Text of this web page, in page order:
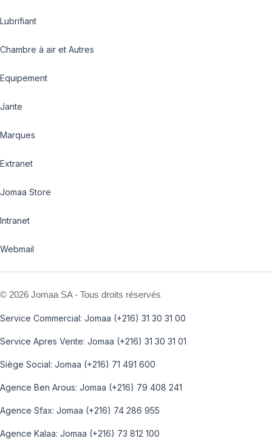
Lubrifiant
Chambre à air et Autres
Equipement
Jante
Marques
Extranet
Jomaa Store
Intranet
Webmail
© 2026 Jomaa SA - Tous droits réservés
Service Commercial: Jomaa (+216) 31 30 31 00
Service Apres Vente: Jomaa (+216) 31 30 31 01
Siège Social: Jomaa (+216) 71 491 600
Agence Ben Arous: Jomaa (+216) 79 408 241
Agence Sfax: Jomaa (+216) 74 286 955
Agence Kalaa: Jomaa (+216) 73 812 100